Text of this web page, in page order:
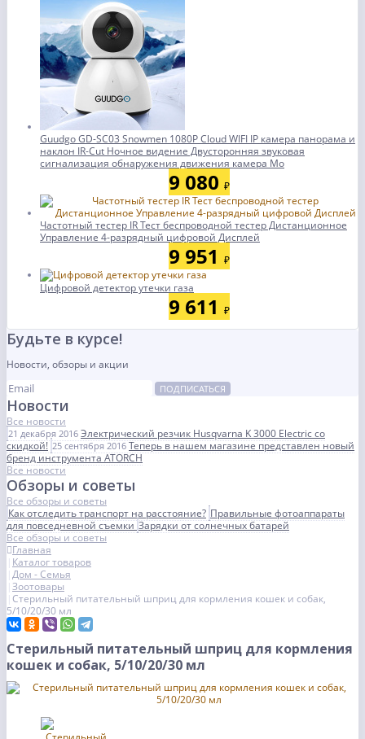
Guudgo GD-SC03 Snowmen 1080P Cloud WIFI IP камера панорама и
наклон IR-Cut Ночное видение Двусторонняя звуковая
сигнализация обнаружения движения камера Мо
9 080 ₽
Частотный тестер IR Тест беспроводной тестер Дистанционное
Управление 4-разрядный цифровой Дисплей
9 951 ₽
Цифровой детектор утечки газа
9 611 ₽
Будьте в курсе!
Новости, обзоры и акции
ПОДПИСАТЬСЯ
Новости
Все новости
21 декабря 2016 Электрический резчик Husqvarna K 3000 Electric со
скидкой! 25 сентября 2016 Теперь в нашем магазине представлен новый
бренд инструмента ATORCH
Все новости
Обзоры и советы
Все обзоры и советы
Как отследить транспорт на расстояние? Правильные фотоаппараты
для повседневной съемкиЗарядки от солнечных батарей
Все обзоры и советы
Главная
Каталог товаров
Дом - Семья
Зоотовары
Стерильный питательный шприц для кормления кошек и собак,
5/10/20/30 мл
Стерильный питательный шприц для кормления
кошек и собак, 5/10/20/30 мл